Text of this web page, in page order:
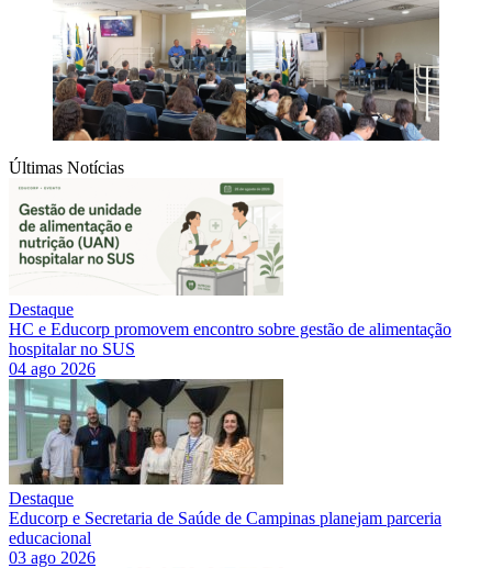
Últimas Notícias
Destaque
HC e Educorp promovem encontro sobre gestão de alimentação
hospitalar no SUS
04 ago 2026
Destaque
Educorp e Secretaria de Saúde de Campinas planejam parceria
educacional
03 ago 2026